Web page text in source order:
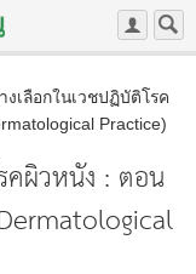
เลือกในเวชปฏิบัติโรค
Practice)
คผิวหนัง : ตอน